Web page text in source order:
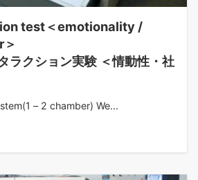
test＜emotionality /
ラクション実験 ＜情動性・社
– 2 chamber) We...